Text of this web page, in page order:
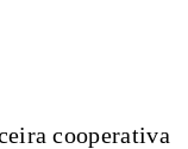
cooperativa